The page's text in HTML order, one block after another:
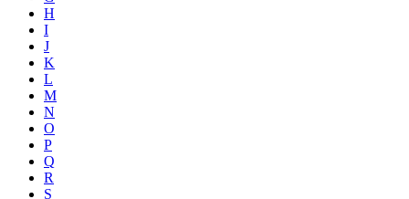
H
I
J
K
L
M
N
O
P
Q
R
S